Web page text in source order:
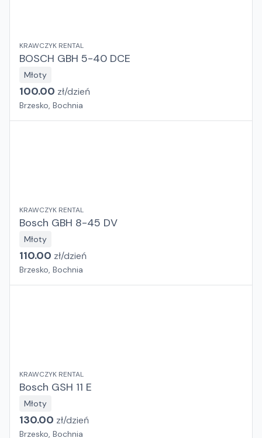
KRAWCZYK RENTAL
BOSCH GBH 5-40 DCE
Młoty
100.00 zł/dzień
Brzesko, Bochnia
KRAWCZYK RENTAL
Bosch GBH 8-45 DV
Młoty
110.00 zł/dzień
Brzesko, Bochnia
KRAWCZYK RENTAL
Bosch GSH 11 E
Młoty
130.00 zł/dzień
Brzesko, Bochnia